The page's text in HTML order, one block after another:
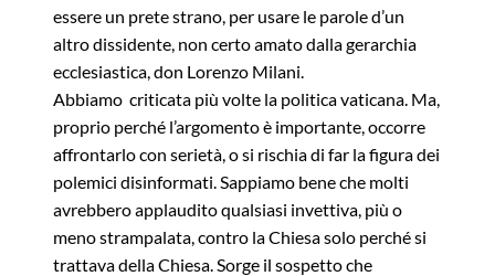
essere un prete strano, per usare le parole d’un
altro dissidente, non certo amato dalla gerarchia
ecclesiastica, don Lorenzo Milani.
Abbiamo criticata più volte la politica vaticana. Ma,
proprio perché l’argomento è importante, occorre
affrontarlo con serietà, o si rischia di far la figura dei
polemici disinformati. Sappiamo bene che molti
avrebbero applaudito qualsiasi invettiva, più o
meno strampalata, contro la Chiesa solo perché si
trattava della Chiesa. Sorge il sospetto che